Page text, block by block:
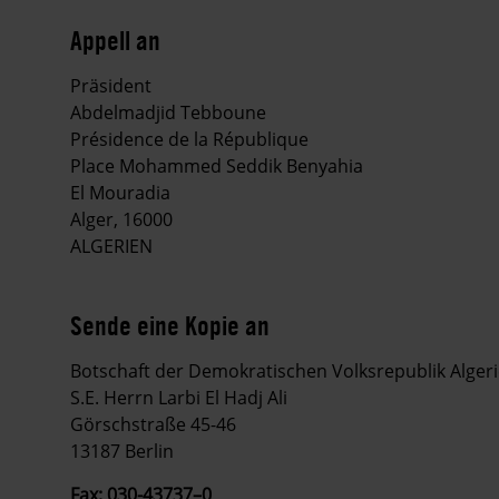
Appell an
Präsident
Abdelmadjid Tebboune
Présidence de la République
Place Mohammed Seddik Benyahia
El Mouradia
Alger, 16000
ALGERIEN
Sende eine Kopie an
Botschaft der Demokratischen Volksrepublik
S.E. Herrn Larbi El Hadj Ali
Görschstraße 45-46
13187 Berlin